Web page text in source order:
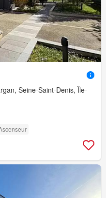
Seine-Saint-Denis, Île-